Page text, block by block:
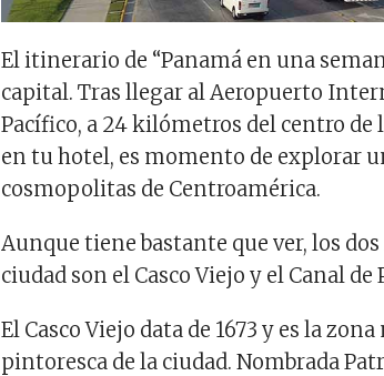
El itinerario de “Panamá en una
capital. Tras llegar al Aeropuerto
Pacífico, a 24 kilómetros del centro de
en tu hotel, es momento de explorar
cosmopolitas de Centroamérica.
Aunque tiene bastante que ver, los
ciudad son el Casco Viejo y el Canal de
El Casco Viejo data de 1673 y es la
pintoresca de la ciudad. Nombrada